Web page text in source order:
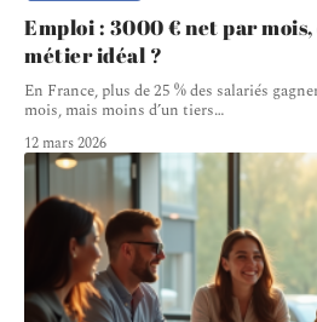
Emploi : 3000 € net par
métier idéal ?
En France, plus de 25 % des salariés
mois, mais moins d’un tiers…
12 mars 2026